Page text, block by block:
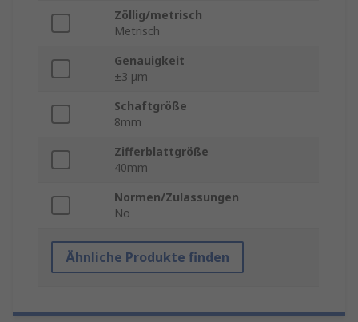
Zöllig/metrisch
Metrisch
Genauigkeit
±3 μm
Schaftgröße
8mm
Zifferblattgröße
40mm
Normen/Zulassungen
No
Ähnliche Produkte finden